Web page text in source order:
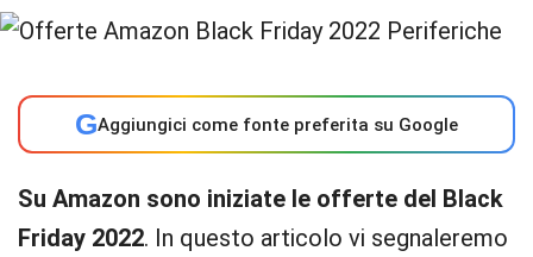
GAggiungici come fonte preferita su Google
Su Amazon sono iniziate le offerte del Black
Friday 2022. In questo articolo vi segnaleremo